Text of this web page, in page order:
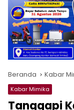
Beranda Kabar
Kabar Mimika
Tanggapi